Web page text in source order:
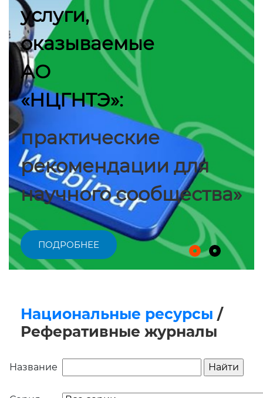
услуги,
оказываемые
АО
«НЦГНТЭ»:
практические
рекомендации для
научного сообщества»
ПОДРОБНЕЕ
Национальные ресурсы /
Реферативные журналы
Название